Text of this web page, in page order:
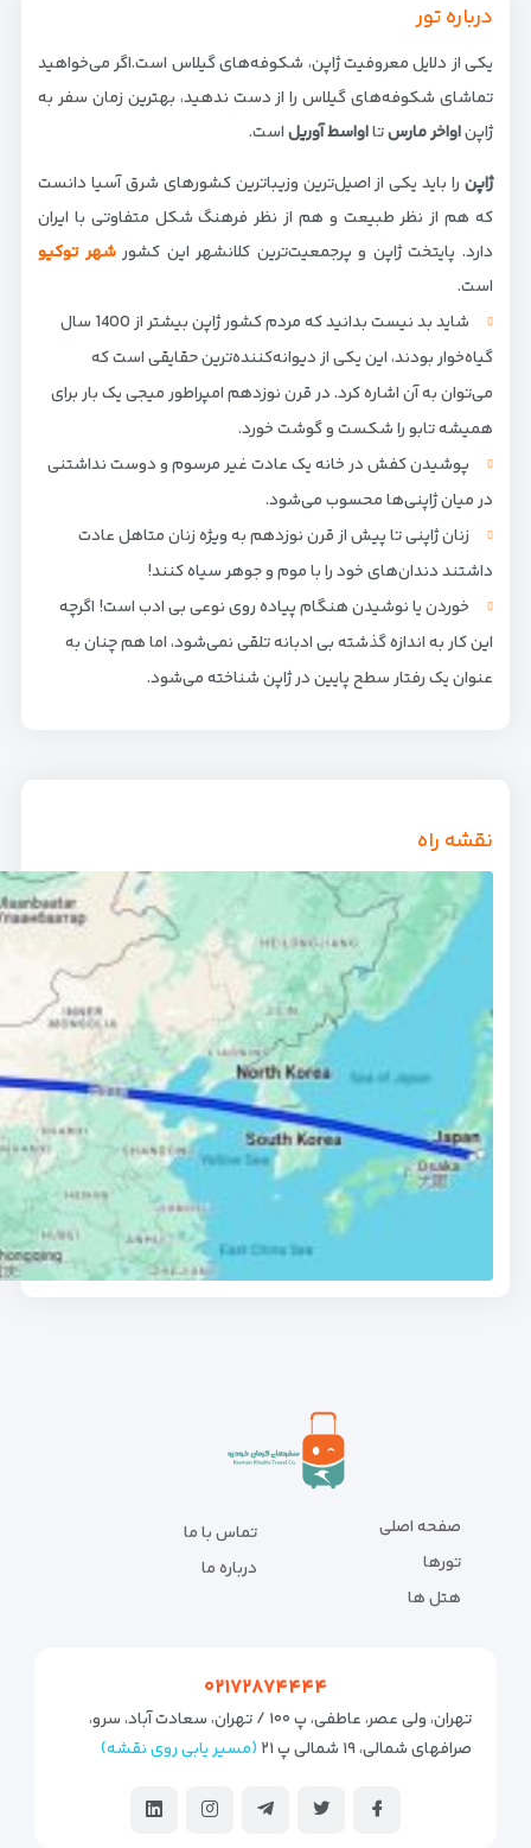
درباره تور
یکی از دلایل معروفیت ژاپن، شکوفه‌های گیلاس است.اگر می‌خواهید
تماشای شکوفه‌های گیلاس را از دست ندهید، بهترین زمان سفر به
ژاپناواخر مارستااواسط آوریلاست.
ژاپن را باید یکی از اصیل‌ترین وزیباترین کشورهای شرق آسیا دانست
که هم از نظر طبیعت و هم از نظر فرهنگ شکل متفاوتی با ایران
دارد. پایتخت ژاپن و پرجمعیت‌ترین کلانشهر این کشورشهر توکیو
است.
شاید بد نیست بدانید که مردم کشور ژاپن بیشتر از 1400 سال
گیاه‌خوار بودند، این یکی از دیوانه‌کننده‌ترین حقایقی است که
می‌توان به آن اشاره کرد. در قرن نوزدهم امپراطور میجی یک بار برای
همیشه تابو را شکست و گوشت خورد.
پوشیدن کفش در خانه یک عادت غیر مرسوم و دوست نداشتنی
در میان ژاپنی‌ها محسوب می‌شود.
زنان ژاپنی تا پیش از قرن نوزدهم به ویژه زنان متاهل عادت
داشتند دندان‌های خود را با موم و جوهر سیاه کنند!
خوردن یا نوشیدن هنگام پیاده روی نوعی بی ادب است! اگرچه
این کار به اندازه گذشته بی ادبانه تلقی نمی‌شود، اما هم چنان به
عنوان یک رفتار سطح پایین در ژاپن شناخته می‌شود.
نقشه راه
صفحه اصلی
تورها
هتل ها
تماس با ما
درباره ما
۰۲۱۷۲۸۷۴۴۴۴
تهران، ولی عصر، عاطفی، پ ۱۰۰ / تهران، سعادت آباد، سرو،
صرافهای شمالی، ۱۹ شمالی پ ۲۱
(مسیر یابی روی نقشه)